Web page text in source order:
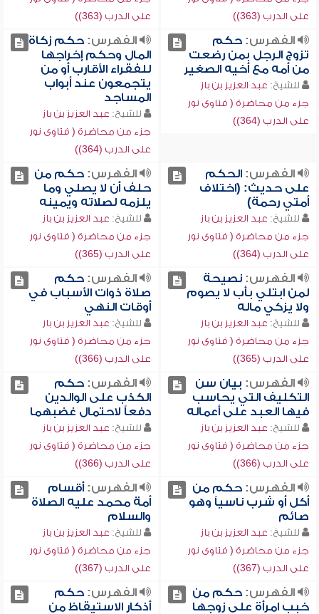
على الدرب (363))
على الدرب (363))
الفهرس:حكم
تزوج الرجل بمن رضعت
من أمه مع أخيه الصغير
للشيخ: عبد العزيز بن باز
جزء من محاضرة ( فتاوى نور
على الدرب (364))
الفهرس:حكم زكاة
المال وحكم إخراجها
للفقراء الأقارب أو من
يتجمعون عند أبواب
المساجد
للشيخ: عبد العزيز بن باز
جزء من محاضرة ( فتاوى نور
على الدرب (364))
الفهرس:الحكم
على حديث: (اختلاف
أمتي رحمة)
للشيخ: عبد العزيز بن باز
جزء من محاضرة ( فتاوى نور
على الدرب (364))
الفهرس:حكم من
حلف أن لا يصلي وما
يلزمه لصلاته ويمينه
للشيخ: عبد العزيز بن باز
جزء من محاضرة ( فتاوى نور
على الدرب (365))
الفهرس:نصيحة
لمن ابتلي بأب لا يصوم
ولا يزكي ماله
للشيخ: عبد العزيز بن باز
جزء من محاضرة ( فتاوى نور
على الدرب (365))
الفهرس:حكم
صلاة ذوات الأسباب في
أوقات النهي
للشيخ: عبد العزيز بن باز
جزء من محاضرة ( فتاوى نور
على الدرب (366))
الفهرس: بيان سن
التكليف التي يحاسب
فيها العبد على أعماله
للشيخ: عبد العزيز بن باز
جزء من محاضرة ( فتاوى نور
على الدرب (366))
الفهرس:حكم
الكذب على الوالدين
دفعاً لاحتمال غضبهما
للشيخ: عبد العزيز بن باز
جزء من محاضرة ( فتاوى نور
على الدرب (366))
الفهرس:حكم من
أكل أو شرب ناسياً وهو
صائم
للشيخ: عبد العزيز بن باز
جزء من محاضرة ( فتاوى نور
على الدرب (367))
الفهرس:أقسام
أمة محمد عليه الصلاة
والسلام
للشيخ: عبد العزيز بن باز
جزء من محاضرة ( فتاوى نور
على الدرب (367))
الفهرس:حكم من
خبب امرأة على زوجها
الفهرس:حكم
أذكار الاستيقاظ من